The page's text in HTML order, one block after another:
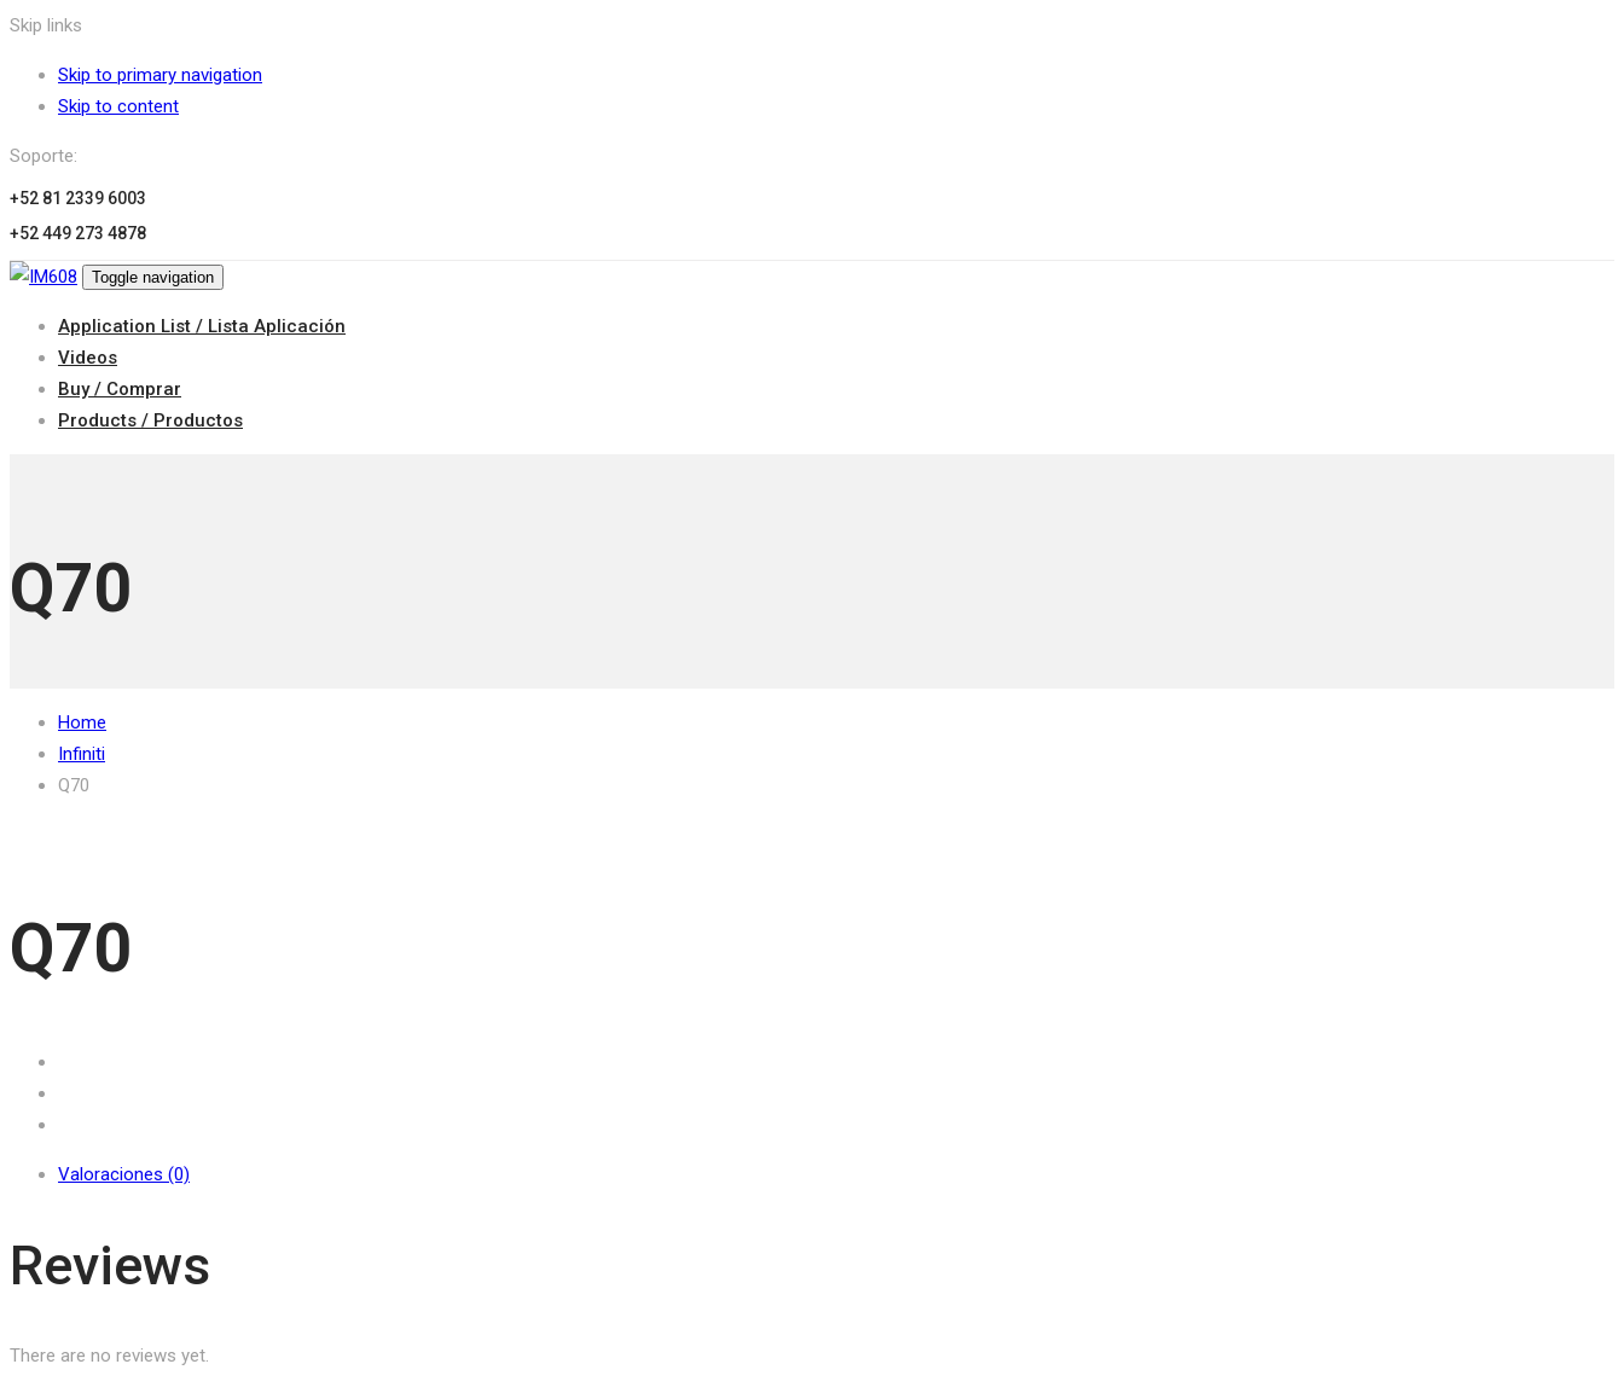
Skip links
Skip to primary navigation
Skip to content
Soporte:
+52 81 2339 6003
+52 449 273 4878
Toggle navigation
Application List / Lista Aplicación
Videos
Buy / Comprar
Products / Productos
Q70
Home
Infiniti
Q70
Q70
Valoraciones (0)
Reviews
There are no reviews yet.